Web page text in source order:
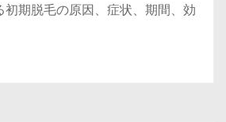
期脱毛の原因、症状、期間、効